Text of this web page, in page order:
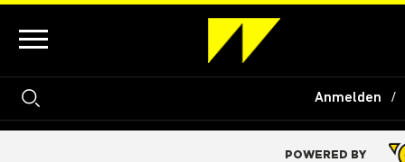
Anmelden
POWERED BY